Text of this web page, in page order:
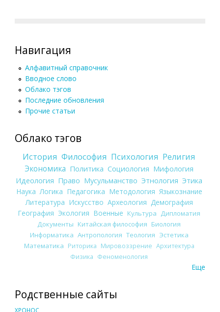
Навигация
Алфавитный справочник
Вводное слово
Облако тэгов
Последние обновления
Прочие статьи
Облако тэгов
История Философия Психология Религия
Экономика Политика Социология Мифология
Идеология Право Мусульманство Этнология Этика
Наука Логика Педагогика Методология Языкознание
Литература Искусство Археология Демография
География Экология Военные Культура
Дипломатия
Документы Китайская философия Биология
Информатика Антропология Теология Эстетика
Математика Риторика Мировоззрение Архитектура
Физика Феноменология
Еще
Родственные сайты
ХРОНОС